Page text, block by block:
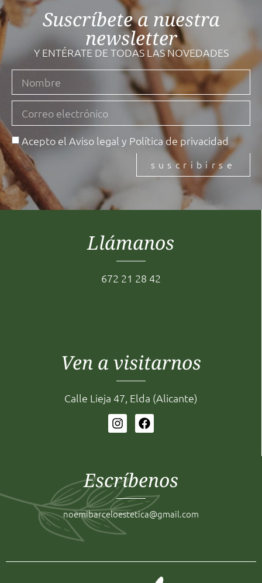
Suscríbete a nuestra
newsletter
Y ENTÉRATE DE TODAS LAS NOVEDADES
Acepto el Aviso legal y Política de privacidad
suscribirse
Llámanos
672 21 28 42
Ven a visitarnos
Calle Lieja 47, Elda (Alicante)
Escríbenos
noemibarceloestetica@gmail.com